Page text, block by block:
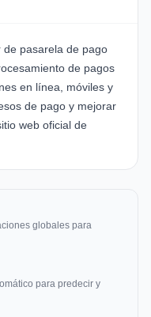
pasarela de pago
de pagos
en línea, móviles y
de pago y mejorar
web oficial de
globales para
para predecir y